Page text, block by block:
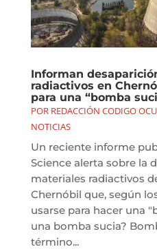
Informan
radiactivos en
para una “bomba
POR REDACCIÓN CODIGO
NOTICIAS
Un reciente informe
Science alerta sobre la
materiales radiactivos
Chernóbil que, según
usarse para hacer una
una bomba sucia?
término...